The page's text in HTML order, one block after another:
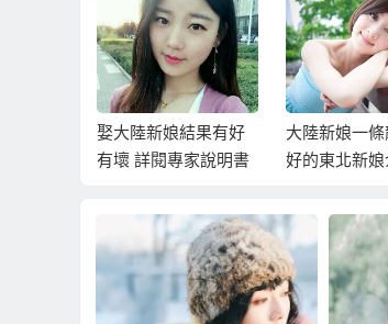
娶大陸新娘結果有好
有壞 詳閱專家說明書
大陸新娘一條
好的東北新娘